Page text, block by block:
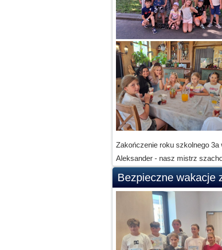
Zakończenie roku szkolnego
Aleksander - nasz mistrz
Bezpieczne wakacje